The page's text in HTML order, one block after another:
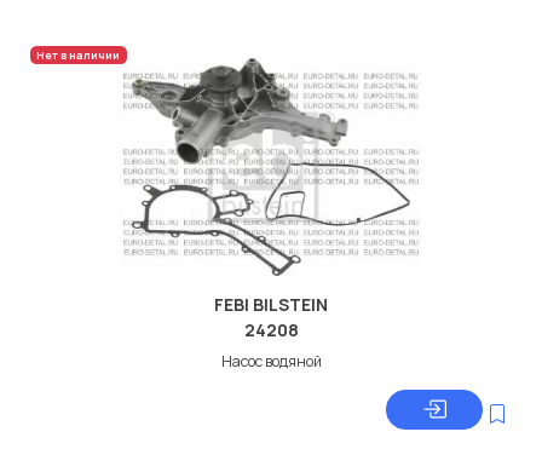
Нет в наличии
FEBI BILSTEIN
24208
Насос водяной